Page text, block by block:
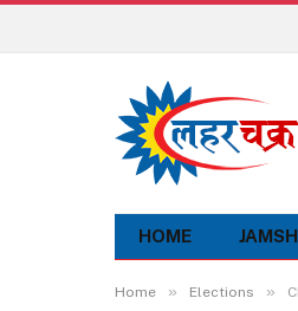
HOME
Home » Elections »